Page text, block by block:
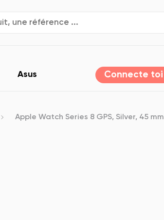
Asus Connecte toi
Apple Watch Series 8 GPS, Silver, 45 mm